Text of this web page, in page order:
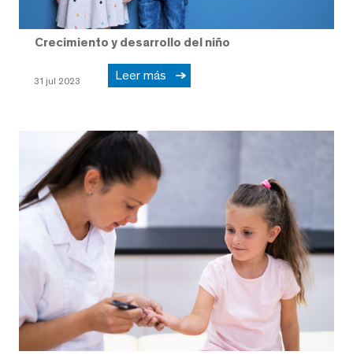
Crecimiento y desarrollo del niño
31 jul 2023 Leer más